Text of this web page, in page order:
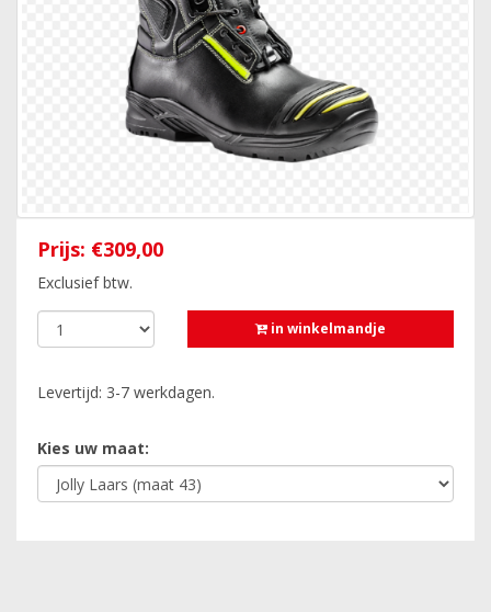
Prijs: €309,00
Exclusief btw.
in winkelmandje
Levertijd: 3-7 werkdagen.
Kies uw maat: